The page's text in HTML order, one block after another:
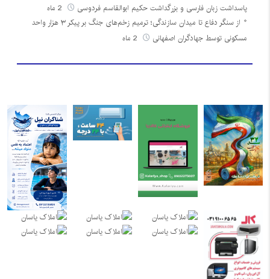
پاسداشت زبان فارسی و بزرگداشت حکیم ابوالقاسم فردوسی
از سنگر دفاع تا میدان سازندگی؛ ترمیم زخم‌های جنگ بر پیکر ۳ هزار واحد
مسکونی توسط جهادگران اصفهانی